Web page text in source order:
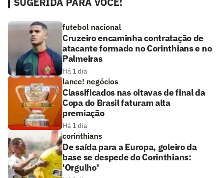
futebol nacional
Cruzeiro encaminha contratação de
atacante formado no Corinthians e no
Palmeiras
Há 1 dia
lance! negócios
Classificados nas oitavas de final da
Copa do Brasil faturam alta
premiação
Há 1 dia
corinthians
De saída para a Europa, goleiro da
base se despede do Corinthians:
'Orgulho'